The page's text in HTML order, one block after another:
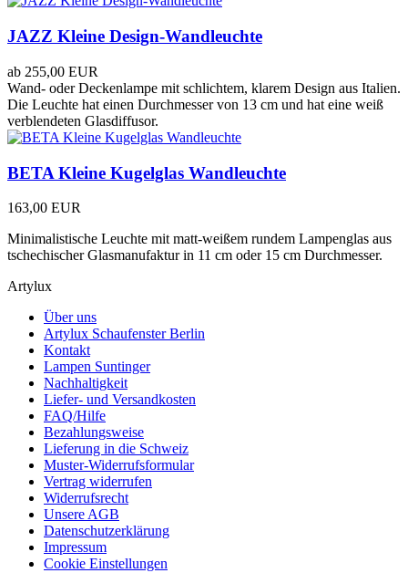
JAZZ Kleine Design-Wandleuchte
ab 255,00 EUR
Wand- oder Deckenlampe mit schlichtem, klarem Design aus Italien.
Die Leuchte hat einen Durchmesser von 13 cm und hat eine weiß
verblendeten Glasdiffusor.
BETA Kleine Kugelglas Wandleuchte
163,00 EUR
Minimalistische Leuchte mit matt-weißem rundem Lampenglas aus
tschechischer Glasmanufaktur in 11 cm oder 15 cm Durchmesser.
Artylux
Über uns
Artylux Schaufenster Berlin
Kontakt
Lampen Suntinger
Nachhaltigkeit
Liefer- und Versandkosten
FAQ/Hilfe
Bezahlungsweise
Lieferung in die Schweiz
Muster-Widerrufsformular
Vertrag widerrufen
Widerrufsrecht
Unsere AGB
Datenschutzerklärung
Impressum
Cookie Einstellungen